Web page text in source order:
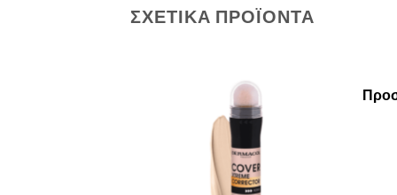
ΣΧΕΤΙΚΆ ΠΡΟΪΌΝΤΑ